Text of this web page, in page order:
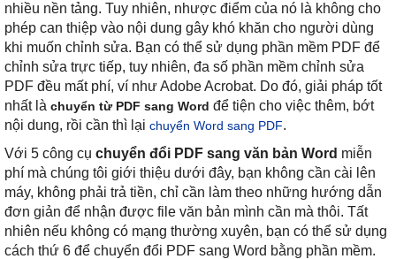
nhiều nền tảng. Tuy nhiên, nhược điểm của nó là không cho
phép can thiệp vào nội dung gây khó khăn cho người dùng
khi muốn chỉnh sửa. Bạn có thể sử dụng phần mềm PDF để
chỉnh sửa trực tiếp, tuy nhiên, đa số phần mềm chỉnh sửa
PDF đều mất phí, ví như Adobe Acrobat. Do đó, giải pháp tốt
nhất là chuyển từ PDF sang Word để tiện cho việc thêm, bớt
nội dung, rồi cần thì lại chuyển Word sang PDF.
Với 5 công cụ chuyển đổi PDF sang văn bản Word miễn
phí mà chúng tôi giới thiệu dưới đây, bạn không cần cài lên
máy, không phải trả tiền, chỉ cần làm theo những hướng dẫn
đơn giản để nhận được file văn bản mình cần mà thôi. Tất
nhiên nếu không có mạng thường xuyên, bạn có thể sử dụng
cách thứ 6 để chuyển đổi PDF sang Word bằng phần mềm.